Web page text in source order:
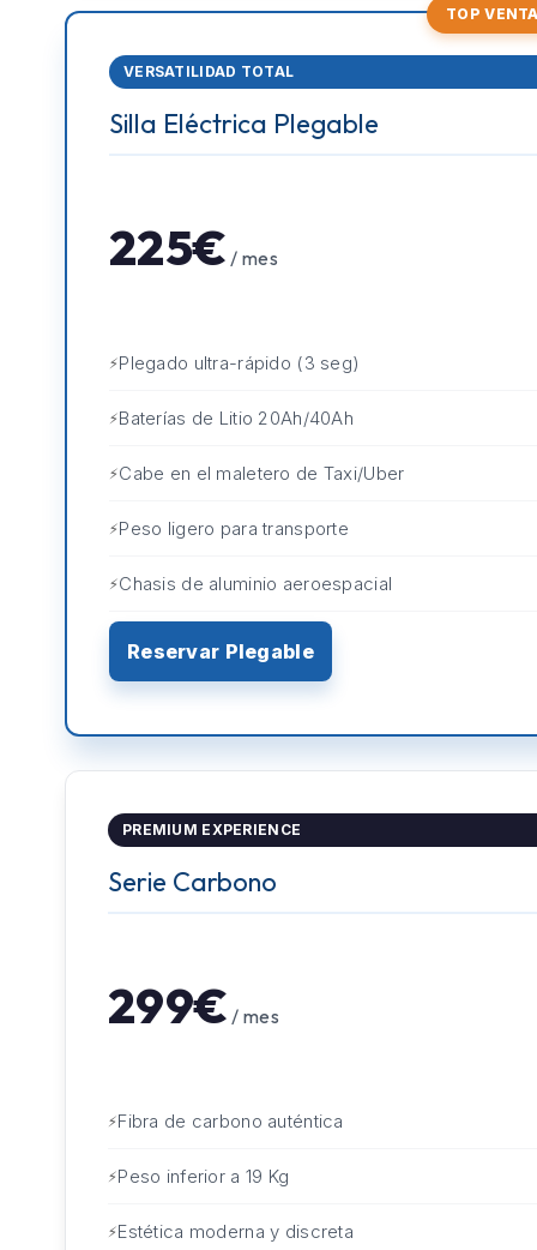
TOP
VERSATILIDAD TOTAL
Silla Eléctrica Plegable
225€ / mes
Plegado ultra-rápido (3 seg)
Baterías de Litio 20Ah/40Ah
Cabe en el maletero de Taxi/Uber
Peso ligero para transporte
Chasis de aluminio aeroespacial
Reservar Plegable
PREMIUM EXPERIENCE
Serie Carbono
299€ / mes
Fibra de carbono auténtica
Peso inferior a 19 Kg
Estética moderna y discreta